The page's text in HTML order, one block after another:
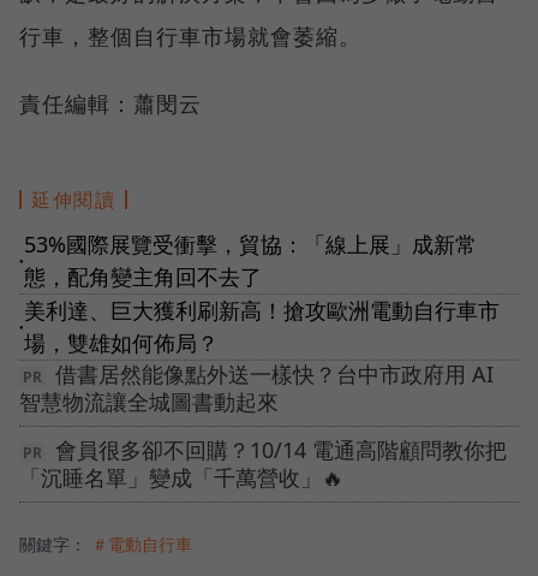
行車，整個自行車市場就會萎縮。
責任編輯：蕭閔云
延伸閱讀
●
53%國際展覽受衝擊，貿協：「線上展」成新常
態，配角變主角回不去了
●
美利達、巨大獲利刷新高！搶攻歐洲電動自行車市
場，雙雄如何佈局？
借書居然能像點外送一樣快？台中市政府用 AI
智慧物流讓全城圖書動起來
會員很多卻不回購？10/14 電通高階顧問教你把
「沉睡名單」變成「千萬營收」🔥
關鍵字： ＃電動自行車